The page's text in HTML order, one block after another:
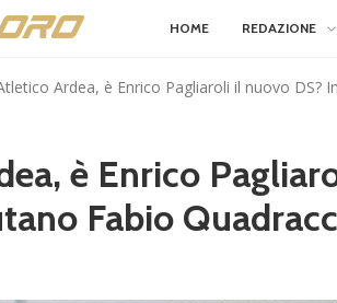
HOME REDAZIONE
Ardea, è Enrico Pagliaroli il nuovo DS?
è Enrico
Fabio